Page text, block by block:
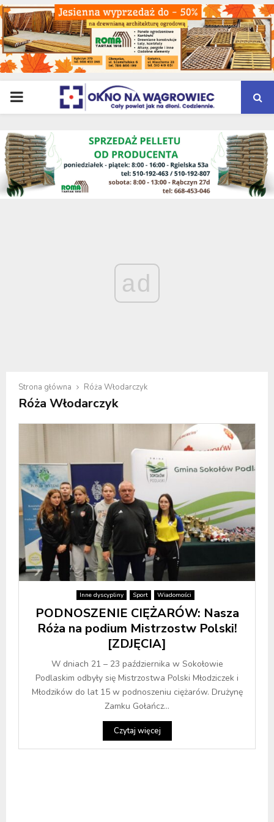
PRIMARY
MENU
ad
Strona główna Róża Włodarczyk
Róża Włodarczyk
Inne dyscypliny Sport Wiadomości
PODNOSZENIE CIĘŻARÓW: Nasza
Róża na podium Mistrzostw Polski!
[ZDJĘCIA]
W dniach 21 – 23 października w Sokołowie
Podlaskim odbyły się Mistrzostwa Polski Młodziczek i
Młodzików do lat 15 w podnoszeniu ciężarów. Drużynę
Zamku Gołańcz...
Czytaj więcej